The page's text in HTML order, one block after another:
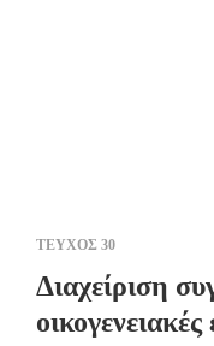
ΤΕΥΧΟΣ 30
Διαχείριση
οικογενειακές